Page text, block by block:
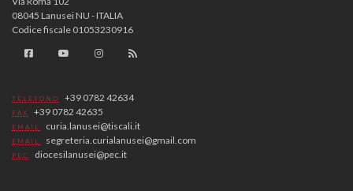
08045 Lanusei NU - ITALIA
Codice fiscale 01053230916
TELEFONO +39 0782 42634
FAX +39 0782 42635
EMAIL curia.lanusei@tiscali.it
EMAIL segreteria.curialanusei@gmail.com
PEC diocesilanusei@pec.it